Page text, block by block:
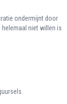
ondermijnt door
niet willen is